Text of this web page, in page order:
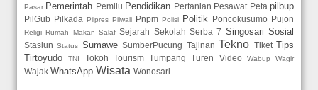
Pasar Pemerintah Pemilu Pendidikan Pertanian Pesawat Peta pilbup
PilGub Pilkada Pilpres Pilwali Pnpm Polisi Politik Poncokusumo Pujon
Religi Rumah Makan Salaf Sejarah Sekolah Serba 7 Singosari Sosial
Stasiun Status Sumawe SumberPucung Tajinan Tekno Tiket Tips
Tirtoyudo
TNI Tokoh Tourism Tumpang Turen Video Wabup Wagir
Wajak WhatsApp Wisata Wonosari